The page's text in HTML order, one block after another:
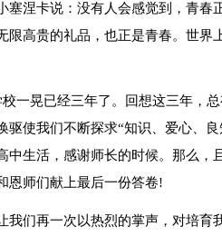
塞涅卡说：没有人会感觉到，青
限高贵的礼品，也正是青春。世界
一晃已经三年了。回想这三年，
驱使我们不断探求“知识、爱心、
中生活，感谢师长的时候。那么，
恩师们献上最后一份答卷!
我们再一次以热烈的掌声，对培育